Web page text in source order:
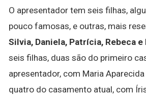
O apresentador tem seis filhas,
pouco famosas, e outras, mais
Silvia, Daniela, Patrícia, Rebeca e
seis filhas, duas são do primeiro
apresentador, com Maria
quatro do casamento atual, com